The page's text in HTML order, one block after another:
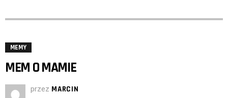
MEMY
MEM O MAMIE
przez MARCIN